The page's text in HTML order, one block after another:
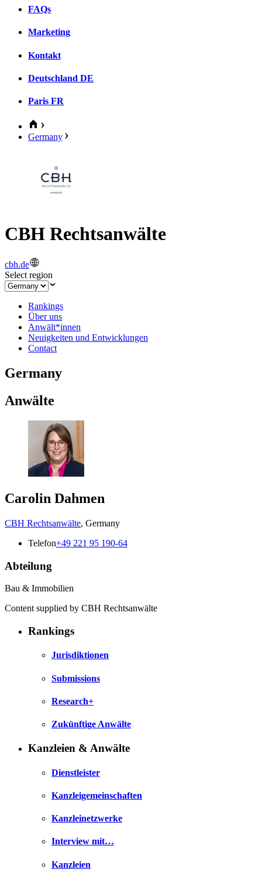
FAQs
Marketing
Kontakt
Deutschland DE
Paris FR
Germany
CBH Rechtsanwälte
cbh.de
Select region
Rankings
Über uns
Anwält*innen
Neuigkeiten und Entwicklungen
Contact
Germany
Anwälte
Carolin Dahmen
CBH Rechtsanwälte, Germany
Telefon+49 221 95 190-64
Abteilung
Bau & Immobilien
Content supplied by CBH Rechtsanwälte
Rankings
Jurisdiktionen
Submissions
Research+
Zukünftige Anwälte
Kanzleien & Anwälte
Dienstleister
Kanzleigemeinschaften
Kanzleinetzwerke
Interview mit…
Kanzleien